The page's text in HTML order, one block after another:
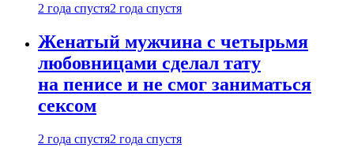
2 года спустя2 года спустя
Женатый мужчина с четырьмя
любовницами сделал тату
на пенисе и не смог заниматься
сексом
2 года спустя2 года спустя